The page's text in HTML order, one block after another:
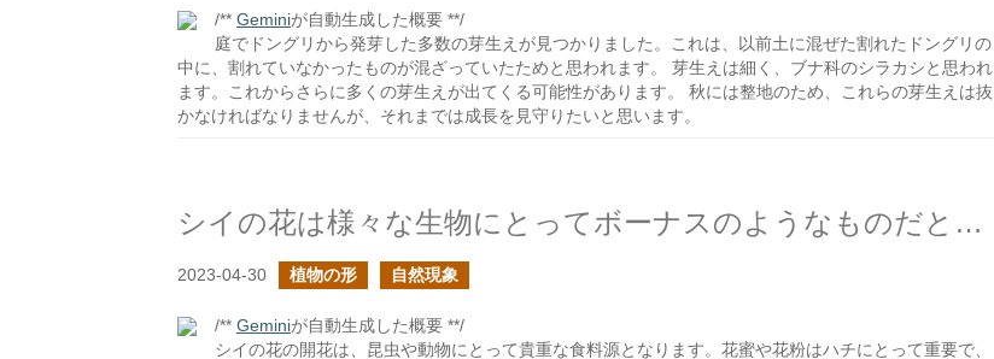
/** Geminiが自動生成した概要 **/
庭でドングリから発芽した多数の芽生えが見つかりました。これは、以前土に混ぜた割れたドングリの
中に、割れていなかったものが混ざっていたためと思われます。 芽生えは細く、ブナ科のシラカシと思われ
ます。これからさらに多くの芽生えが出てくる可能性があります。 秋には整地のため、これらの芽生えは抜
かなければなりませんが、それまでは成長を見守りたいと思います。
シイの花は様々な生物にとってボーナスのようなものだと思う
2023-04-30 植物の形 自然現象
/** Geminiが自動生成した概要 **/
シイの花の開花は、昆虫や動物にとって貴重な食料源となります。花蜜や花粉はハチにとって重要で、